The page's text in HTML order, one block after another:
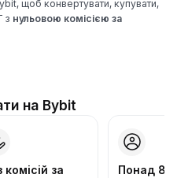
щоб конвертувати, купувати,
з нульовою комісією за
на Bybit
комісій за
Понад 86